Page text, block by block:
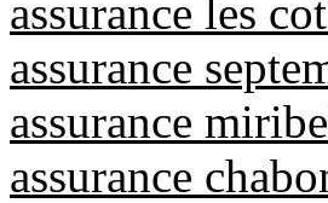
assurance les
assurance
assurance
assurance